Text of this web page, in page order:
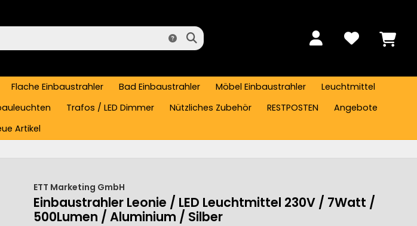
Flache Einbaustrahler Bad Einbaustrahler Möbel Einbaustrahler
Leuchtmittel
Trafos / LED Dimmer Nützliches Zubehör RESTPOSTEN
Angebote
Artikel
ETT Marketing GmbH
Einbaustrahler Leonie / LED Leuchtmittel 230V / 7Watt /
500Lumen / Aluminium / Silber